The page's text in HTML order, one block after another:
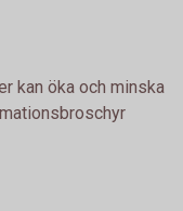
kan öka och minska